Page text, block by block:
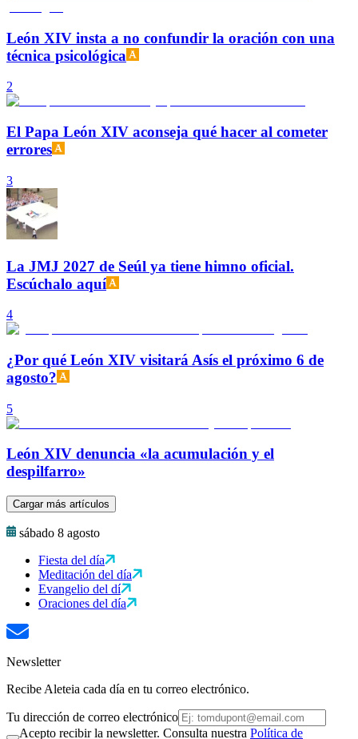
León XIV insta a no confundir la oración con una
técnica psicológica
2
El Papa León XIV aconseja qué hacer al cometer
errores
3
La JMJ 2027 de Seúl ya tiene himno oficial.
Escúchalo aquí
4
¿Por qué León XIV visitará Asís el próximo 6 de
agosto?
5
León XIV denuncia «la acumulación y el
despilfarro»
Cargar más artículos
sábado 8 agosto
Fiesta del día
Meditación del día
Evangelio del dí
Oraciones del día
Newsletter
Recibe Aleteia cada día en tu correo electrónico.
Tu dirección de correo electrónico
Acepto recibir la newsletter. Consulta nuestra Política de